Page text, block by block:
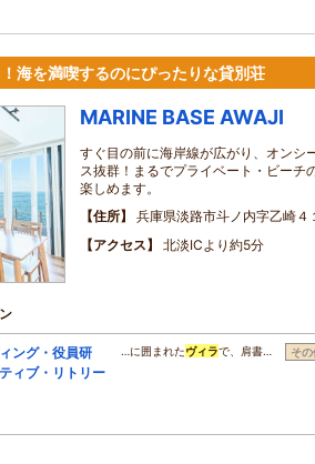
海を満喫するのにぴったりな貸別荘
MARINE BASE AWAJI
すぐ目の前に海岸線が広がり、オンシ
ス抜群！まるでプライベート・ビーチ
楽しめます。
住所
兵庫県淡路市斗ノ内字乙崎４
アクセス
北淡ICより約5分
ング・役員研
ィブ・リトリー
…に囲まれたヴィラで、肩書… その